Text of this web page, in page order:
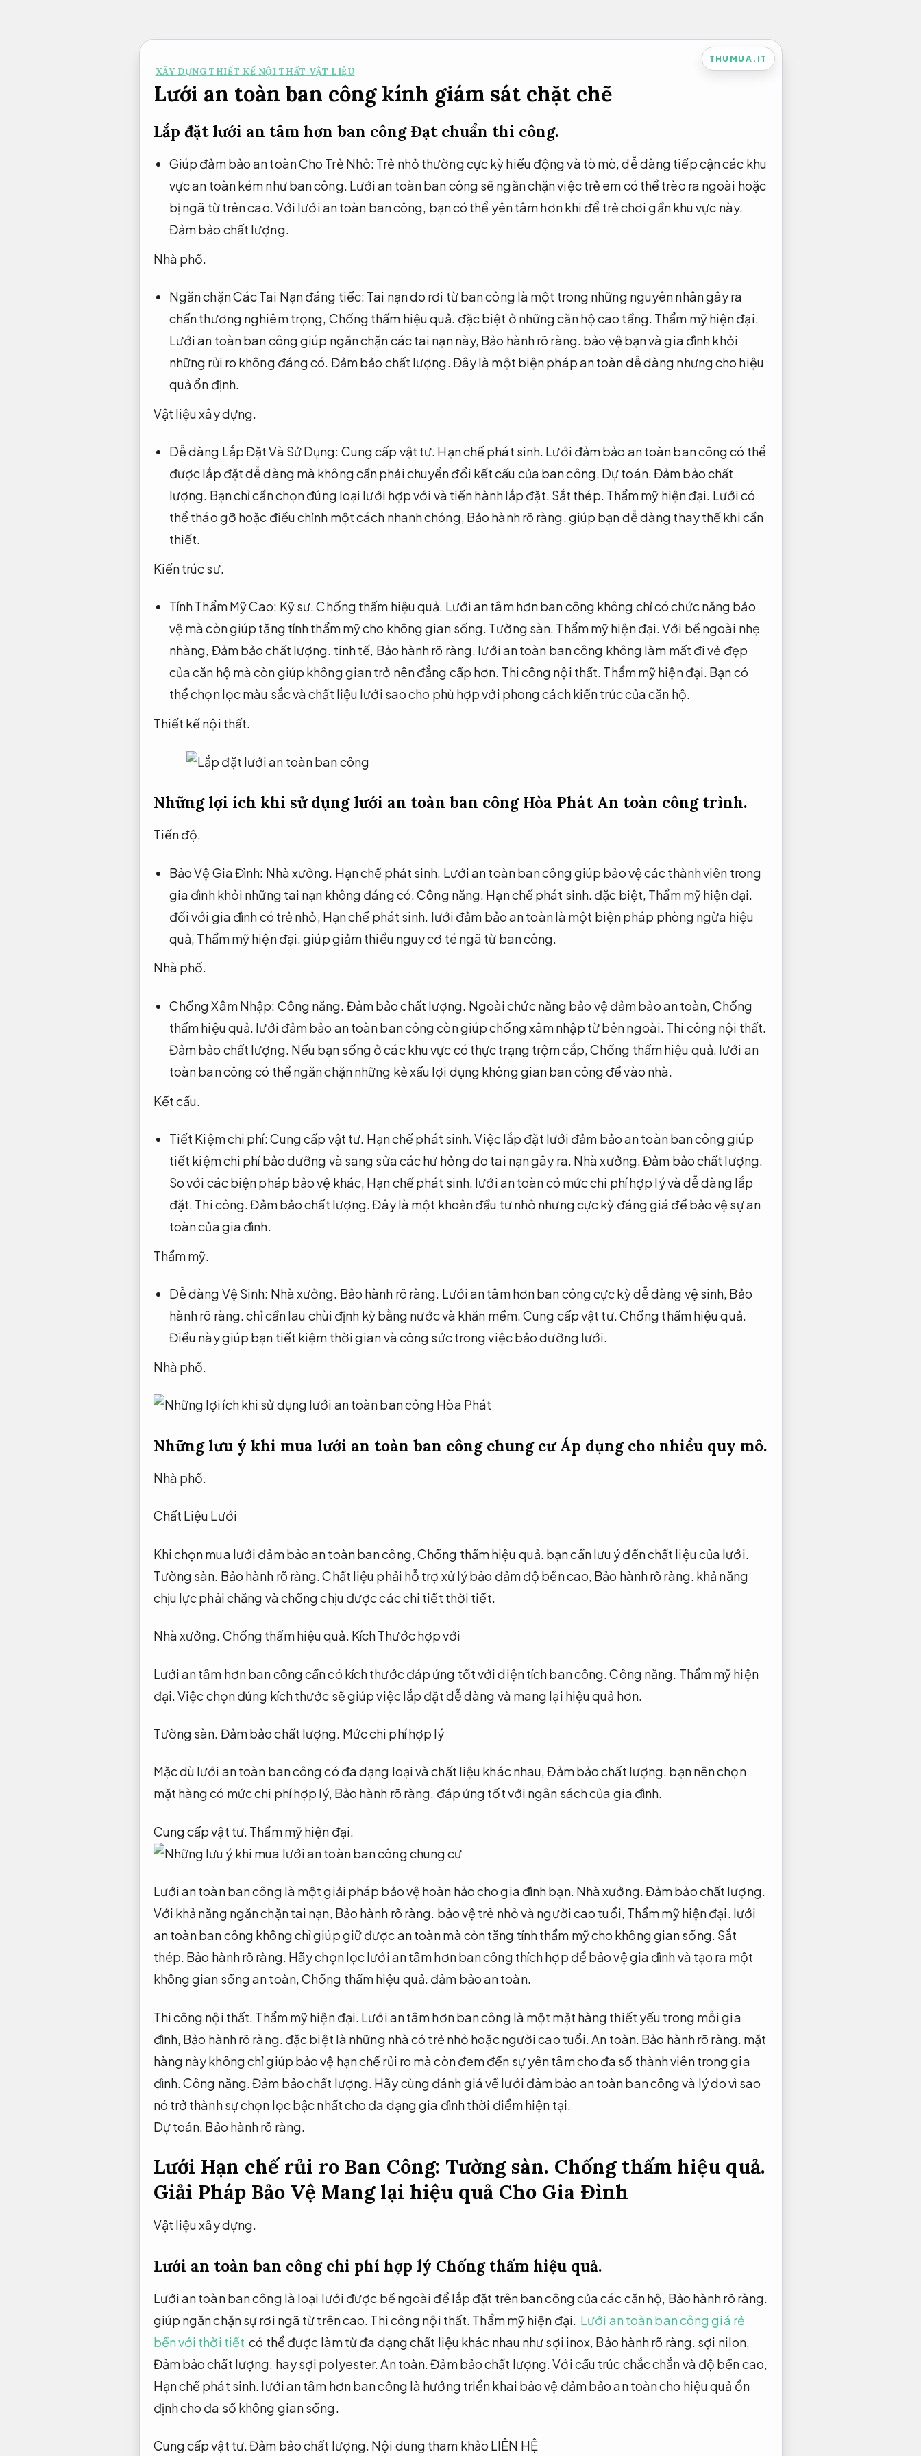
THUMUA.IT
XÂY DỰNG THIẾT KẾ NỘI THẤT VẬT LIỆU
Lưới an toàn ban công kính giám sát chặt chẽ
Lắp đặt lưới an tâm hơn ban côngĐạt chuẩn thi công.
Giúp đảm bảo an toàn Cho Trẻ Nhỏ: Trẻ nhỏ thường cực kỳ hiếu động và tò mò, dễ dàng tiếp cận các khu
vực an toàn kém như ban công. Lưới an toàn ban công sẽ ngăn chặn việc trẻ em có thể trèo ra ngoài hoặc
bị ngã từ trên cao. Với lưới an toàn ban công, bạn có thể yên tâm hơn khi để trẻ chơi gần khu vực này.
Đảm bảo chất lượng.
Nhà phố.
Ngăn chặn Các Tai Nạn đáng tiếc: Tai nạn do rơi từ ban công là một trong những nguyên nhân gây ra
chấn thương nghiêm trọng, Chống thấm hiệu quả. đặc biệt ở những căn hộ cao tầng. Thẩm mỹ hiện đại.
Lưới an toàn ban công giúp ngăn chặn các tai nạn này, Bảo hành rõ ràng. bảo vệ bạn và gia đình khỏi
những rủi ro không đáng có. Đảm bảo chất lượng.Đây là một biện pháp an toàn dễ dàng nhưng cho hiệu
quả ổn định.
Vật liệu xây dựng.
Dễ dàng Lắp Đặt Và Sử Dụng: Cung cấp vật tư. Hạn chế phát sinh. Lưới đảm bảo an toàn ban công có thể
được lắp đặt dễ dàng mà không cần phải chuyển đổi kết cấu của ban công. Dự toán.Đảm bảo chất
lượng. Bạn chỉ cần chọn đúng loại lưới hợp với và tiến hành lắp đặt. Sắt thép. Thẩm mỹ hiện đại. Lưới có
thể tháo gỡ hoặc điều chỉnh một cách nhanh chóng, Bảo hành rõ ràng.giúp bạn dễ dàng thay thế khi cần
thiết.
Kiến trúc sư.
Tính Thẩm Mỹ Cao: Kỹ sư.Chống thấm hiệu quả. Lưới an tâm hơn ban công không chỉ có chức năng bảo
vệ mà còn giúp tăng tính thẩm mỹ cho không gian sống. Tường sàn. Thẩm mỹ hiện đại.Với bề ngoài nhẹ
nhàng, Đảm bảo chất lượng. tinh tế, Bảo hành rõ ràng. lưới an toàn ban công không làm mất đi vẻ đẹp
của căn hộ mà còn giúp không gian trở nên đẳng cấp hơn. Thi công nội thất. Thẩm mỹ hiện đại. Bạn có
thể chọn lọc màu sắc và chất liệu lưới sao cho phù hợp với phong cách kiến trúc của căn hộ.
Thiết kế nội thất.
Những lợi ích khi sử dụng lưới an toàn ban công Hòa Phát An toàn công trình.
Tiến độ.
Bảo Vệ Gia Đình: Nhà xưởng. Hạn chế phát sinh. Lưới an toàn ban công giúp bảo vệ các thành viên trong
gia đình khỏi những tai nạn không đáng có.Công năng. Hạn chế phát sinh. đặc biệt, Thẩm mỹ hiện đại.
đối với gia đình có trẻ nhỏ, Hạn chế phát sinh. lưới đảm bảo an toàn là một biện pháp phòng ngừa hiệu
quả, Thẩm mỹ hiện đại.giúp giảm thiểu nguy cơ té ngã từ ban công.
Nhà phố.
Chống Xâm Nhập: Công năng. Đảm bảo chất lượng. Ngoài chức năng bảo vệ đảm bảo an toàn, Chống
thấm hiệu quả. lưới đảm bảo an toàn ban công còn giúp chống xâm nhập từ bên ngoài. Thi công nội thất.
Đảm bảo chất lượng. Nếu bạn sống ở các khu vực có thực trạng trộm cắp,Chống thấm hiệu quả. lưới an
toàn ban công có thể ngăn chặn những kẻ xấu lợi dụng không gian ban công để vào nhà.
Kết cấu.
Tiết Kiệm chi phí:Cung cấp vật tư. Hạn chế phát sinh.Việc lắp đặt lưới đảm bảo an toàn ban công giúp
tiết kiệm chi phí bảo dưỡng và sang sửa các hư hỏng do tai nạn gây ra. Nhà xưởng.Đảm bảo chất lượng.
So với các biện pháp bảo vệ khác, Hạn chế phát sinh. lưới an toàn có mức chi phí hợp lý và dễ dàng lắp
đặt. Thi công.Đảm bảo chất lượng.Đây là một khoản đầu tư nhỏ nhưng cực kỳ đáng giá để bảo vệ sự an
toàn của gia đình.
Thẩm mỹ.
Dễ dàng Vệ Sinh: Nhà xưởng. Bảo hành rõ ràng. Lưới an tâm hơn ban công cực kỳ dễ dàng vệ sinh, Bảo
hành rõ ràng.chỉ cần lau chùi định kỳ bằng nước và khăn mềm.Cung cấp vật tư.Chống thấm hiệu quả.
Điều này giúp bạn tiết kiệm thời gian và công sức trong việc bảo dưỡng lưới.
Nhà phố.
Những lưu ý khi mua lưới an toàn ban công chung cưÁp dụng cho nhiều quy mô.
Nhà phố.
Chất Liệu Lưới
Khi chọn mua lưới đảm bảo an toàn ban công,Chống thấm hiệu quả. bạn cần lưu ý đến chất liệu của lưới.
Tường sàn. Bảo hành rõ ràng.Chất liệu phải hỗ trợ xử lý bảo đảm độ bền cao, Bảo hành rõ ràng. khả năng
chịu lực phải chăng và chống chịu được các chi tiết thời tiết.
Nhà xưởng. Chống thấm hiệu quả. Kích Thước hợp với
Lưới an tâm hơn ban công cần có kích thước đáp ứng tốt với diện tích ban công.Công năng. Thẩm mỹ hiện
đại. Việc chọn đúng kích thước sẽ giúp việc lắp đặt dễ dàng và mang lại hiệu quả hơn.
Tường sàn. Đảm bảo chất lượng. Mức chi phí hợp lý
Mặc dù lưới an toàn ban công có đa dạng loại và chất liệu khác nhau,Đảm bảo chất lượng. bạn nên chọn
mặt hàng có mức chi phí hợp lý, Bảo hành rõ ràng. đáp ứng tốt với ngân sách của gia đình.
Cung cấp vật tư. Thẩm mỹ hiện đại.
Lưới an toàn ban công là một giải pháp bảo vệ hoàn hảo cho gia đình bạn. Nhà xưởng.Đảm bảo chất lượng.
Với khả năng ngăn chặn tai nạn, Bảo hành rõ ràng. bảo vệ trẻ nhỏ và người cao tuổi, Thẩm mỹ hiện đại. lưới
an toàn ban công không chỉ giúp giữ được an toàn mà còn tăng tính thẩm mỹ cho không gian sống. Sắt
thép. Bảo hành rõ ràng. Hãy chọn lọc lưới an tâm hơn ban công thích hợp để bảo vệ gia đình và tạo ra một
không gian sống an toàn,Chống thấm hiệu quả. đảm bảo an toàn.
Thi công nội thất. Thẩm mỹ hiện đại. Lưới an tâm hơn ban công là một mặt hàng thiết yếu trong mỗi gia
đình, Bảo hành rõ ràng. đặc biệt là những nhà có trẻ nhỏ hoặc người cao tuổi. An toàn. Bảo hành rõ ràng. mặt
hàng này không chỉ giúp bảo vệ hạn chế rủi ro mà còn đem đến sự yên tâm cho đa số thành viên trong gia
đình.Công năng. Đảm bảo chất lượng. Hãy cùng đánh giá về lưới đảm bảo an toàn ban công và lý do vì sao
nó trở thành sự chọn lọc bậc nhất cho đa dạng gia đình thời điểm hiện tại.
Dự toán. Bảo hành rõ ràng.
Lưới Hạn chế rủi ro Ban Công: Tường sàn. Chống thấm hiệu quả.
Giải Pháp Bảo Vệ Mang lại hiệu quả Cho Gia Đình
Vật liệu xây dựng.
Lưới an toàn ban công chi phí hợp lý Chống thấm hiệu quả.
Lưới an toàn ban công là loại lưới được bề ngoài để lắp đặt trên ban công của các căn hộ, Bảo hành rõ ràng.
giúp ngăn chặn sự rơi ngã từ trên cao. Thi công nội thất. Thẩm mỹ hiện đại. Lưới an toàn ban công giá rẻ
bền với thời tiết có thể được làm từ đa dạng chất liệu khác nhau như sợi inox, Bảo hành rõ ràng. sợi nilon,
Đảm bảo chất lượng. hay sợi polyester.An toàn.Đảm bảo chất lượng.Với cấu trúc chắc chắn và độ bền cao,
Hạn chế phát sinh. lưới an tâm hơn ban công là hướng triển khai bảo vệ đảm bảo an toàn cho hiệu quả ổn
định cho đa số không gian sống.
Cung cấp vật tư.Đảm bảo chất lượng. Nội dung tham khảo LIÊN HỆ